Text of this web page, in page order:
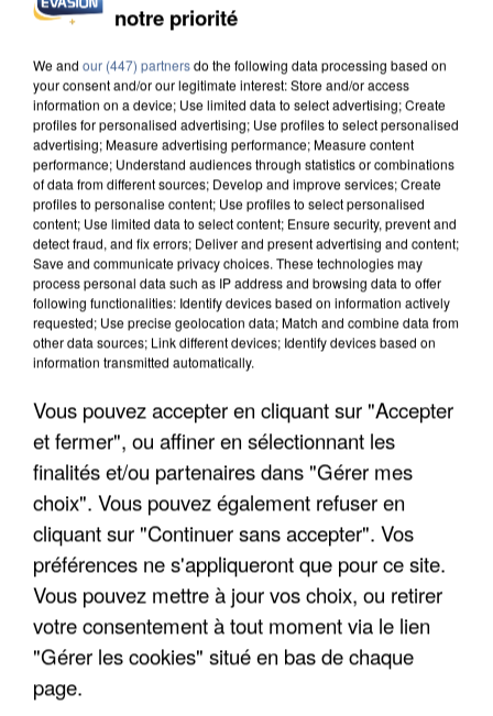
DE FAUNE SAUVAGE SONT...
notre priorité
We and our (447) partnersdo the following data processing based on
your consent and/or our legitimate interest: Store and/or access
information on a device; Use limited data to select advertising; Create
profiles for personalised advertising; Use profiles to select personalised
advertising; Measure advertising performance; Measure content
performance; Understand audiences through statistics or combinations
of data from different sources; Develop and improve services; Create
profiles to personalise content; Use profiles to select personalised
content; Use limited data to select content; Ensure security, prevent and
detect fraud, and fix errors; Deliver and present advertising and content;
Save and communicate privacy choices. These technologies may
process personal data such as IP address and browsing data to offer
following functionalities: Identify devices based on information actively
requested; Use precise geolocation data; Match and combine data from
other data sources; Link different devices; Identify devices based on
information transmitted automatically.
Vous pouvez accepter en cliquant sur "Accepter
et fermer", ou affiner en sélectionnant les
finalités et/ou partenaires dans "Gérer mes
choix". Vous pouvez également refuser en
cliquant sur "Continuer sans accepter". Vos
préférences ne s'appliqueront que pour ce site.
Vous pouvez mettre à jour vos choix, ou retirer
votre consentement à tout moment via le lien
"Gérer les cookies" situé en bas de chaque
page.